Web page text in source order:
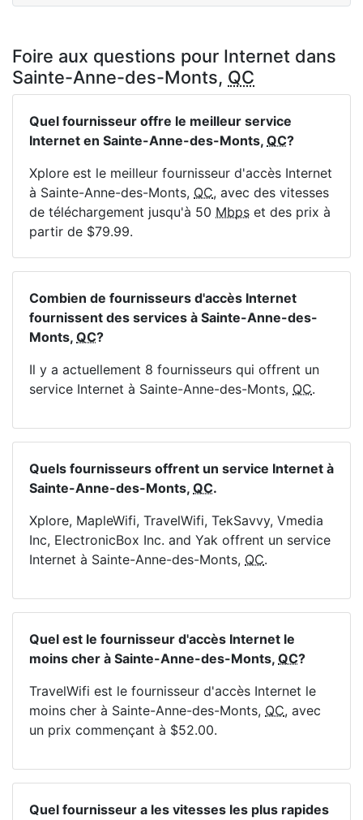
Foire aux questions pour Internet dans
Sainte-Anne-des-Monts, QC
Quel fournisseur offre le meilleur service
Internet en Sainte-Anne-des-Monts, QC?
Xplore est le meilleur fournisseur d'accès Internet
à Sainte-Anne-des-Monts, QC, avec des vitesses
de téléchargement jusqu'à 50 Mbps et des prix à
partir de $79.99.
Combien de fournisseurs d'accès Internet
fournissent des services à Sainte-Anne-des-
Monts, QC?
Il y a actuellement 8 fournisseurs qui offrent un
service Internet à Sainte-Anne-des-Monts, QC.
Quels fournisseurs offrent un service Internet à
Sainte-Anne-des-Monts, QC.
Xplore, MapleWifi, TravelWifi, TekSavvy, Vmedia
Inc, ElectronicBox Inc. and Yak offrent un service
Internet à Sainte-Anne-des-Monts, QC.
Quel est le fournisseur d'accès Internet le
moins cher à Sainte-Anne-des-Monts, QC?
TravelWifi est le fournisseur d'accès Internet le
moins cher à Sainte-Anne-des-Monts, QC, avec
un prix commençant à $52.00.
Quel fournisseur a les vitesses les plus rapides